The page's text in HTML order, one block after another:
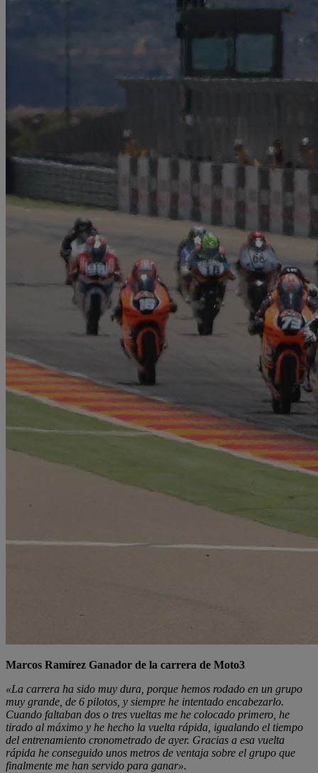
Marcos Ramírez Ganador de la carrera de Moto3
«La carrera ha sido muy dura, porque hemos rodado en un grupo
muy grande, de 6 pilotos, y siempre he intentado encabezarlo.
Cuando faltaban dos o tres vueltas me he colocado primero, he
tirado al máximo y he hecho la vuelta rápida, igualando el tiempo
del entrenamiento cronometrado de ayer. Gracias a esa vuelta
rápida he conseguido unos metros de ventaja sobre el grupo que
finalmente me han servido para ganar».